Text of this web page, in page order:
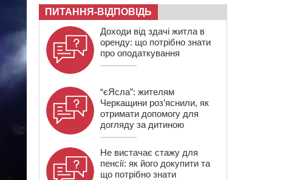
ПИТАННЯ-ВІДПОВІДЬ
Доходи від здачі житла в
оренду: що потрібно знати
про оподаткування
“єЯсла”: жителям
Черкащини роз’яснили, як
отримати допомогу для
догляду за дитиною
Не вистачає стажу для
пенсії: як його докупити та
що потрібно знати